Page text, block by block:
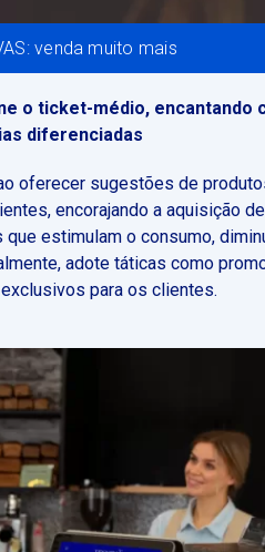
venda muito mais
o ticket-médio, encantando
diferenciadas
oferecer sugestões de
encorajando a aquisição
que estimulam o consumo,
adote táticas como
para os clientes.